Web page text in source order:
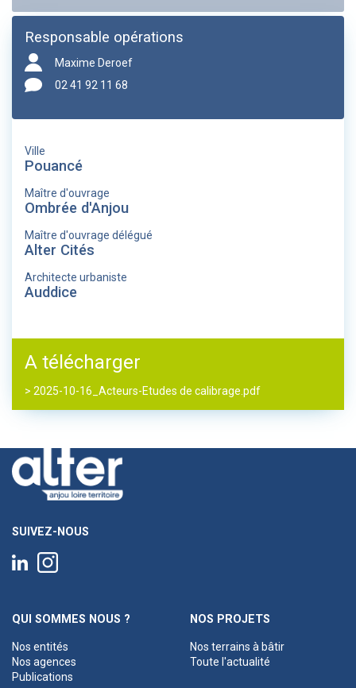
Responsable opérations
Maxime Deroef
02 41 92 11 68
Ville
Pouancé
Maître d'ouvrage
Ombrée d'Anjou
Maître d'ouvrage délégué
Alter Cités
Architecte urbaniste
Auddice
A télécharger
> 2025-10-16_Acteurs-Etudes de calibrage.pdf
SUIVEZ-NOUS
QUI SOMMES NOUS ?
Nos entités
Nos agences
Publications
NOS PROJETS
Nos terrains à bâtir
Toute l'actualité